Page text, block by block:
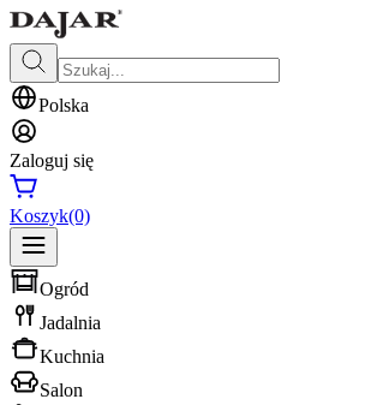
Polska
Zaloguj się
Koszyk(0)
Ogród
Jadalnia
Kuchnia
Salon